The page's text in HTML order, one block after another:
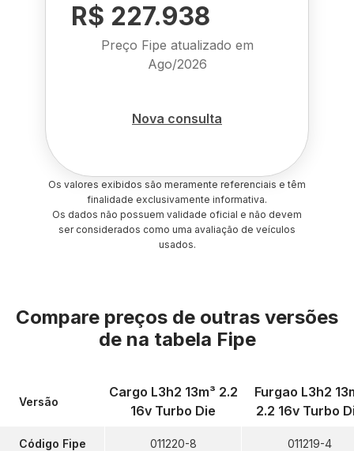
R$ 227.938
Preço Fipe atualizado em
Ago/2026
Nova consulta
Os valores exibidos são meramente referenciais e têm
finalidade exclusivamente informativa.
Os dados não possuem validade oficial e não devem
ser considerados como uma avaliação de veículos
usados.
Compare preços de outras versões
de na tabela Fipe
Versão
Código Fipe
Cargo L3h2 13m³ 2.2
16v Turbo Die
011220-8
Furgao L3h2
2.2 16v Turbo
011219-4